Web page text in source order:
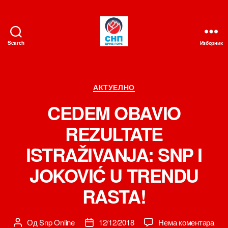
Search Изборник
Категорије
АКТУЕЛНО
CEDEM OBAVIO
REZULTATE
ISTRAŽIVANJA: SNP I
JOKOVIĆ U TRENDU
RASTA!
Аутор
ОдSnp Online
Датум12/12/2018 Нема коментарана